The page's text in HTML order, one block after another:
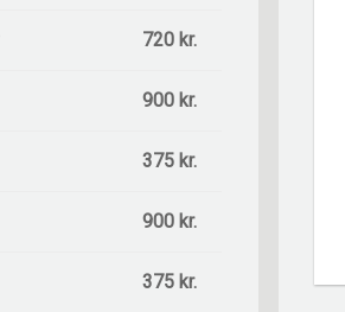
720 kr.
900 kr.
375 kr.
900 kr.
375 kr.